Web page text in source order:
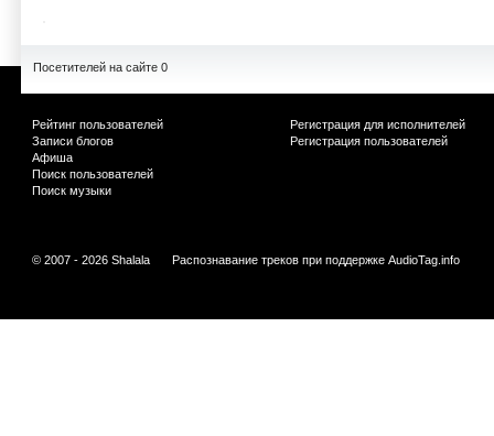
Посетителей на сайте 0
Рейтинг пользователей
Записи блогов
Афиша
Поиск пользователей
Поиск музыки
Регистрация для исполнителей
Регистрация пользователей
© 2007 - 2026 Shalala Распознавание треков при поддержке AudioTag.info